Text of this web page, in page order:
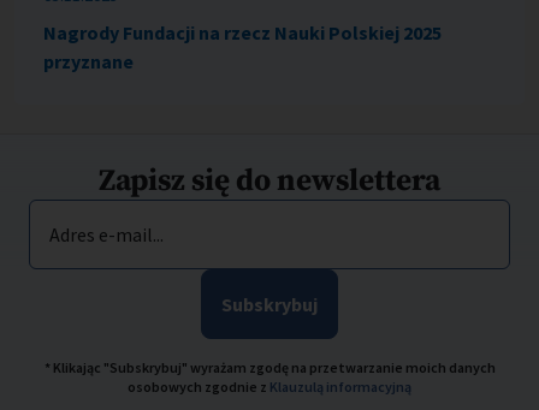
Nagrody Fundacji na rzecz Nauki Polskiej 2025
przyznane
Zapisz się do newslettera
Adres e-mail...
Subskrybuj
* Klikając "Subskrybuj" wyrażam zgodę na przetwarzanie moich danych
osobowych zgodnie z Klauzulą informacyjną